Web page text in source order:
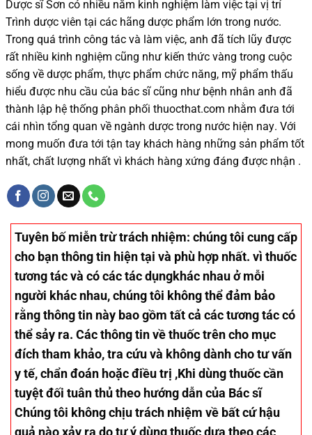
Dược sĩSơn có nhiều năm kinh nghiệm làm việc tại vị trí
Trình dược viên tại các hãng dược phẩm lớn trong nước.
Trong quá trình công tác và làm việc, anh đã tích lũy được
rất nhiều kinh nghiệm cũng như kiến thức vàng trong cuộc
sống về dược phẩm, thực phẩm chức năng, mỹ phẩm thấu
hiểu được nhu cầu của bác sĩcũng như bệnh nhân anh đã
thành lập hệ thống phân phối thuocthat.com nhằm đưa tới
cái nhìn tổng quan về ngành dược trong nước hiện nay. Với
mong muốn đưa tới tận tay khách hàng những sản phẩm tốt
nhất, chất lượng nhất vì khách hàng xứng đáng được nhận .
Tuyên bố miễn trừ trách nhiệm: chúng tôi cung cấp
cho bạn thông tin hiện tại và phù hợp nhất. vì thuốc
tương tác và có các tác dụngkhác nhau ở mỗi
người khác nhau, chúng tôi không thể đảm bảo
rằng thông tin này bao gồm tất cả các tương tác có
thể sảy ra. Các thông tin về thuốc trên cho mục
đích tham khảo, tra cứu và không dành cho tư vấn
y tế, chẩn đoán hoặc điều trị ,Khi dùng thuốc cần
tuyệt đối tuân thủ theo hướng dẫn của Bác sĩ
Chúng tôi không chịu trách nhiệm về bất cứ hậu
quả nào xảy ra do tự ý dùng thuốc dựa theo các